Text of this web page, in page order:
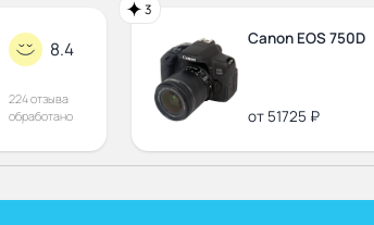
8.4
224 отзыва
обработано
3
Canon EOS 750D
от 51725 ₽